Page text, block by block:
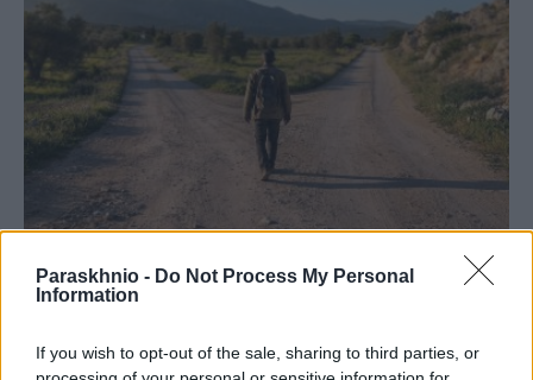
Paraskhnio - Do Not Process My Personal
Information
If you wish to opt-out of the sale, sharing to third parties, or
ΠΟΛΙΤΙΚΉ
Όσο πάει και… διαλύεται: Ο Νίκος Μπρουτζάκης
και αποχωρεί από την «Ελπίδα για τη Δημοκρατία»